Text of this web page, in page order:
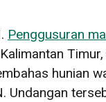
Penggusuran
hunian
Undangan